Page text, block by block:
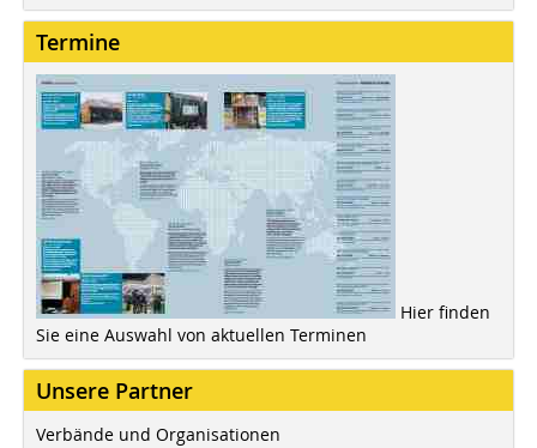
Termine
Hier finden
Sie eine Auswahl von aktuellen Terminen
Unsere Partner
Verbände und Organisationen